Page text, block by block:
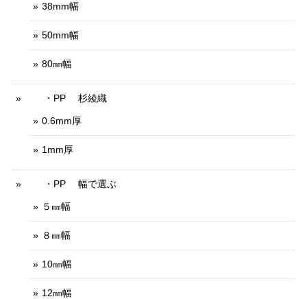
38mm幅
50mm幅
80㎜幅
・PP 杉綾織
0.6mm厚
1mm厚
・PP 幅で選ぶ
５㎜幅
８㎜幅
10㎜幅
12㎜幅